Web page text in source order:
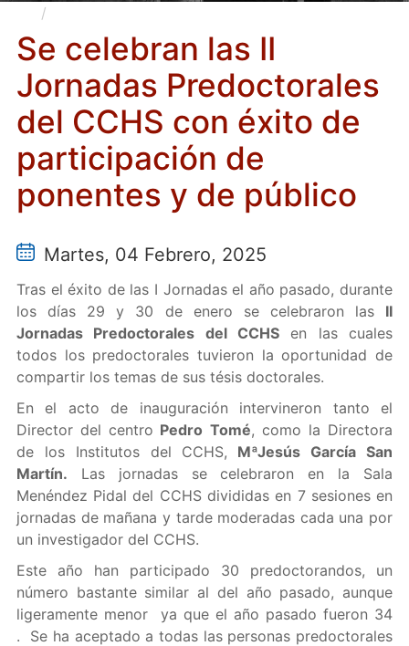
CCHS con éxito de participación de ponentes y de
público
Se celebran las II
Jornadas Predoctorales
del CCHS con éxito de
participación de
ponentes y de público
Martes, 04 Febrero, 2025
Tras el éxito de las I Jornadas el año pasado, durante
los días 29 y 30 de enero se celebraron las II
Jornadas Predoctorales del CCHS en las cuales
todos los predoctorales tuvieron la oportunidad de
compartir los temas de sus tésis doctorales.
En el acto de inauguración intervineron tanto el
Director del centro Pedro Tomé, como la Directora
de los Institutos del CCHS, MªJesús García San
Martín. Las jornadas se celebraron en la Sala
Menéndez Pidal del CCHS divididas en 7 sesiones en
jornadas de mañana y tarde moderadas cada una por
un investigador del CCHS.
Este año han participado 30 predoctorandos, un
número bastante similar al del año pasado, aunque
ligeramente menor ya que el año pasado fueron 34
. Se ha aceptado a todas las personas predoctorales